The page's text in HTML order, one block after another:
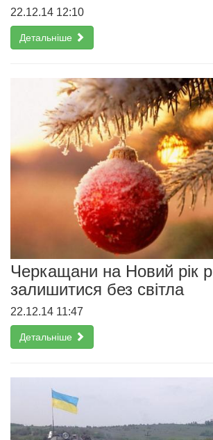
22.12.14 12:10
Детальніше
Черкащани на Новий рік
залишитися без світла
22.12.14 11:47
Детальніше